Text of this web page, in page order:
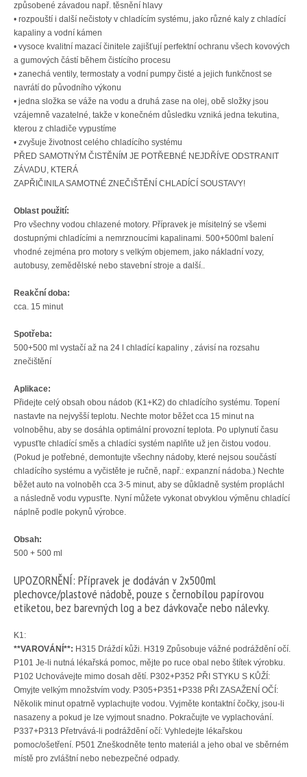
způsobené závadou např. těsnění hlavy
• rozpouští i další nečistoty v chladícím systému, jako různé kaly z chladící
kapaliny a vodní kámen
• vysoce kvalitní mazací činitele zajišťují perfektní ochranu všech kovových
a gumových částí během čistícího procesu
• zanechá ventily, termostaty a vodní pumpy čisté a jejich funkčnost se
navrátí do původního výkonu
• jedna složka se váže na vodu a druhá zase na olej, obě složky jsou
vzájemně vazatelné, takže v konečném důsledku vzniká jedna tekutina,
kterou z chladiče vypustíme
• zvyšuje životnost celého chladícího systému
PŘED SAMOTNÝM ČISTĚNÍM JE POTŘEBNÉ NEJDŘÍVE ODSTRANIT
ZÁVADU, KTERÁ
ZAPŘIČINILA SAMOTNÉ ZNEČIŠTĚNÍ CHLADÍCÍ SOUSTAVY!
Oblast použití:
Pro všechny vodou chlazené motory. Přípravek je mísitelný se všemi
dostupnými chladícími a nemrznoucími kapalinami. 500+500ml balení
vhodné zejména pro motory s velkým objemem, jako nákladní vozy,
autobusy, zemědělské nebo stavební stroje a další..
Reakční doba:
cca. 15 minut
Spotřeba:
500+500 ml vystačí až na 24 l chladící kapaliny , závisí na rozsahu
znečištění
Aplikace:
Přidejte celý obsah obou nádob (K1+K2) do chladícího systému. Topení
nastavte na nejvyšší teplotu. Nechte motor běžet cca 15 minut na
volnoběhu, aby se dosáhla optimální provozní teplota. Po uplynutí času
vypusťte chladící směs a chladíci systém naplňte už jen čistou vodou.
(Pokud je potřebné, demontujte všechny nádoby, které nejsou součástí
chladícího systému a vyčistěte je ručně, např.: expanzní nádoba.) Nechte
běžet auto na volnoběh cca 3-5 minut, aby se důkladně systém propláchl
a následně vodu vypusťte. Nyní můžete vykonat obvyklou výměnu chladící
náplně podle pokynů výrobce.
Obsah:
500 + 500 ml
UPOZORNĚNÍ: Přípravek je dodáván v 2x500ml
plechovce/plastové nádobě, pouze s černobílou papírovou
etiketou, bez barevných log a bez dávkovače nebo nálevky.
K1:
**VAROVÁNÍ**: H315 Dráždí kůži. H319 Způsobuje vážné podráždění očí.
P101 Je-li nutná lékařská pomoc, mějte po ruce obal nebo štítek výrobku.
P102 Uchovávejte mimo dosah dětí. P302+P352 PŘI STYKU S KŮŽÍ:
Omyjte velkým množstvím vody. P305+P351+P338 PŘI ZASAŽENÍ OČÍ:
Několik minut opatrně vyplachujte vodou. Vyjměte kontaktní čočky, jsou-li
nasazeny a pokud je lze vyjmout snadno. Pokračujte ve vyplachování.
P337+P313 Přetrvává-li podráždění očí: Vyhledejte lékařskou
pomoc/ošetření. P501 Zneškodněte tento materiál a jeho obal ve sběrném
místě pro zvláštní nebo nebezpečné odpady.